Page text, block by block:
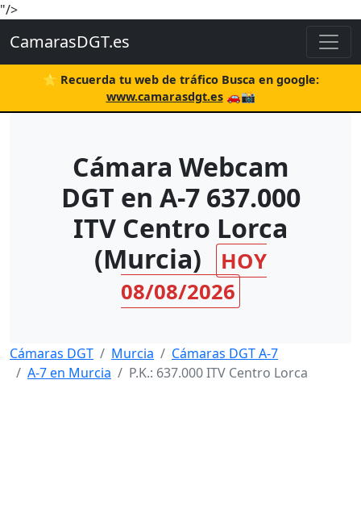
"/>
CamarasDGT.es
⭐ Recuerda tu web de tráfico Busca en google:
www.camarasdgt.es🚗📸
Cámara Webcam
DGT en A-7 637.000
ITV Centro Lorca
(Murcia)
HOY
08/08/2026
Cámaras DGT Murcia
Cámaras DGT A-7
A-7 en Murcia
P.K.: 637.000 ITV Centro Lorca